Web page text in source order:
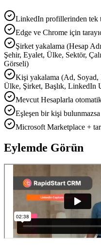
LinkedIn profillerinden tek
Edge ve Chrome için
Şirket yakalama (Hesap
Şehir, Eyalet, Ülke, Sektör,
Görseli)
Kişi yakalama (Ad, Soyad,
Ülke, Şirket, Başlık, LinkedIn
Mevcut Hesaplarla
Eşleşen bir kişi
Microsoft Marketplace +
Eylemde Görün